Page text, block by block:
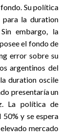
Su política
la duration
embargo, la
el fondo de
error sobre su
argentinos del
duration oscile
presentaría un
La política de
y se espera
mercado